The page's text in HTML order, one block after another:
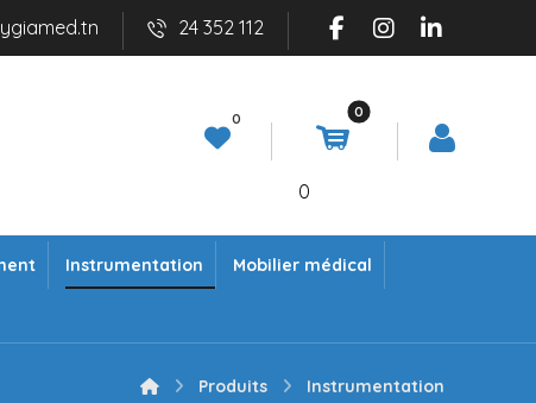
24 352 112
0
Instrumentation Mobilier médical
Produits Instrumentation